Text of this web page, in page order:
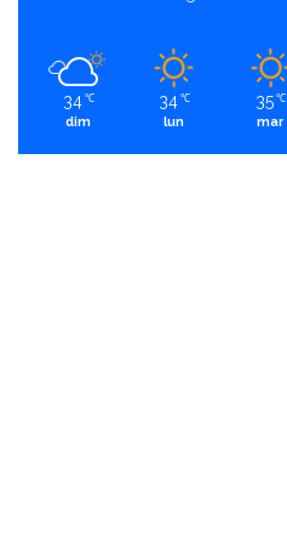
34 ℃
dim
34 ℃
lun
35 ℃
mar